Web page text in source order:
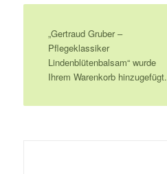
„Gertraud Gruber –
Pflegeklassiker
Lindenblütenbalsam“ wurde
Ihrem Warenkorb hinzugefügt.